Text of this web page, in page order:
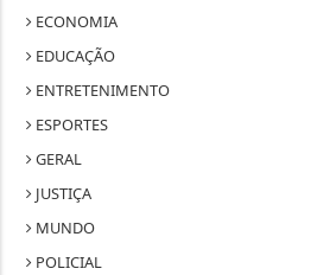
ECONOMIA
EDUCAÇÃO
ENTRETENIMENTO
ESPORTES
GERAL
JUSTIÇA
MUNDO
POLICIAL